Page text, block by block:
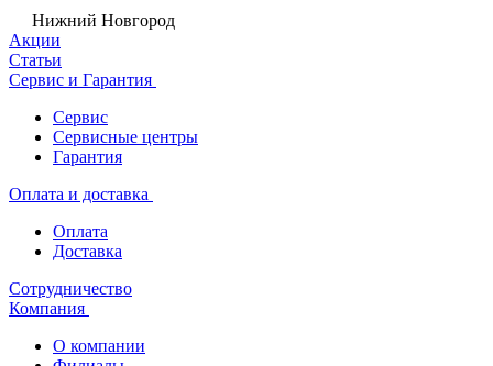
Нижний Новгород
Акции
Статьи
Сервис и Гарантия
Сервис
Сервисные центры
Гарантия
Оплата и доставка
Оплата
Доставка
Сотрудничество
Компания
О компании